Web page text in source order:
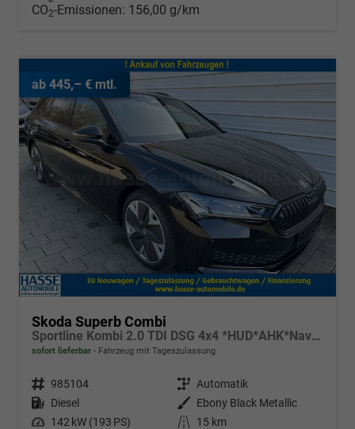
CO2-Emissionen: 156,00 g/km
ab 445,– € mtl.
Skoda Superb Combi
Sportline Kombi 2.0 TDI DSG 4x4 *HUD*AHK*Navi*Matrix*AssistenzPlus*NAVI*E-Heck*Keyless
sofort lieferbar Fahrzeug mit Tageszulassung
Fahrzeugnr. 985104 Getriebe Automatik
Kraftstoff Diesel Außenfarbe
Ebony Black Metallic
Leistung 142 kW (193 PS) Kilometerstand
15 km